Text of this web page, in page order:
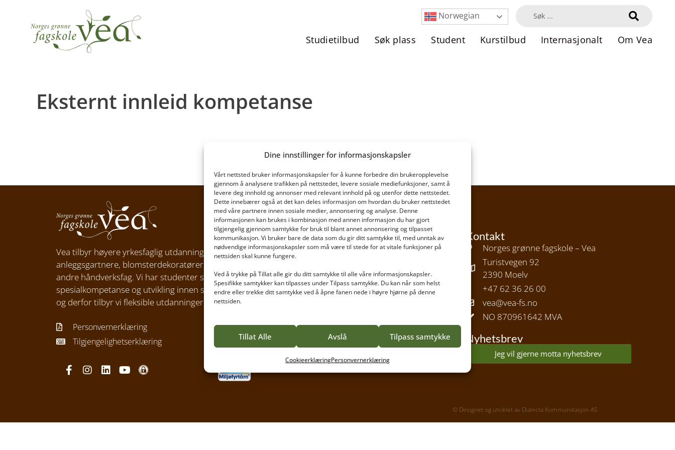
Dine innstillinger for informasjonskapsler
Vårt nettsted bruker informasjonskapsler for å kunne forbedre din brukeropplevelse
gjennom å analysere trafikken på nettstedet, levere sosiale mediefunksjoner, samt å
levere deg innhold og annonser med relevant innhold på og utenfor dette nettstedet.
Dette innebærer også at det kan deles informasjon om hvordan du bruker nettstedet
med våre partnere innen sosiale medier, annonsering og analyse. Denne
informasjonen kan brukes i kombinasjon med annen informasjon du har gjort
tilgjengelig gjennom samtykke for bruk til blant annet annonsering og tilpasset
kommunikasjon. Vi bruker bare de data som du gir ditt samtykke til, med unntak av
nødvendige informasjonskapsler som må være til stede for at vitale funksjoner på
nettsiden skal kunne fungere.
Ved å trykke på Tillat alle gir du ditt samtykke til alle våre informasjonskapsler.
Spesifikke samtykker kan tilpasses under Tilpass samtykke. Du kan når som helst
endre eller trekke ditt samtykke ved å åpne fanen nede i høyre hjørne på denne
nettsiden.
Tillat Alle Avslå Tilpass samtykke
CookieerklæringPersonvernerklæring
Norwegian
Studietilbud Søk plass Student Kurstilbud Internasjonalt Om Vea
Eksternt innleid kompetanse
Ingen poster funnet!
Vea tilbyr høyere yrkesfaglig utdanning for gartnere,
anleggsgartnere, blomsterdekoratører og mange
andre håndverksfag. Vi har studenter som ønsker
spesialkompetanse og utvikling innen sitt fagområde
og derfor tilbyr vi fleksible utdanninger.
Personvernerklæring
Tilgjengelighetserklæring
Studietilbud
Høyere yrkesfaglig utdanning
Kurs
Kontakt
Norges grønne fagskole – Vea
Turistvegen 92
2390 Moelv
+47 62 36 26 00
vea@vea-fs.no
NO 870961642 MVA
Nyhetsbrev
Jeg vil gjerne motta nyhetsbrev
© Designet og utviklet av Dialecta Kommunikasjon AS